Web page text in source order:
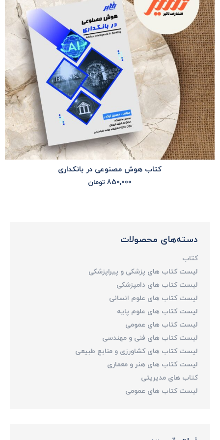
کتاب هوش مصنوعی در بانکداری
850,000 تومان
دسته‌های محصولات
کتاب
لیست کتاب های پزشکی و پیراپزشکی
لیست کتاب های دامپزشکی
لیست کتاب های علوم انسانی
لیست کتاب های علوم پایه
لیست کتاب های عمومی
لیست کتاب های فنی و مهندسی
لیست کتاب های کشاورزی و منابع طبیعی
لیست کتاب های هنر و معماری
کتاب های مدیریتی
لیست کتاب های عمومی